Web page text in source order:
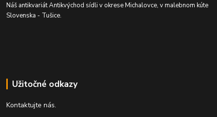
Náš antikvariát Antikvýchod sídli v okrese Michalovce, v malebnom kúte
Slovenska - Tušice.
Užitočné odkazy
Kontaktujte nás.